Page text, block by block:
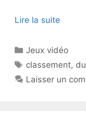
Lire la suite
Catégories
Jeux vidéo
Étiquettes
classement,
Laisser un